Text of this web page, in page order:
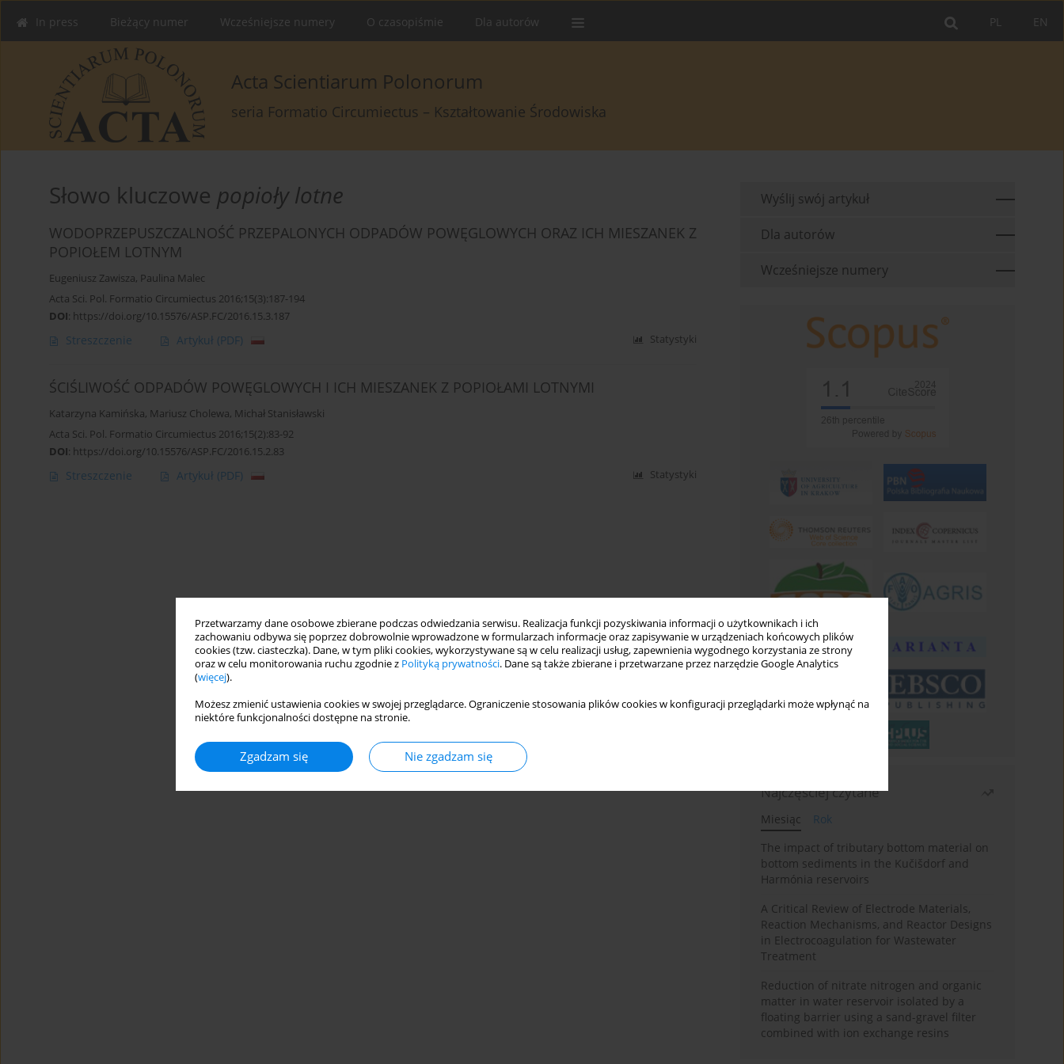
Przetwarzamy dane osobowe zbierane podczas odwiedzania serwisu. Realizacja funkcji pozyskiwania informacji o użytkownikach i ich
zachowaniu odbywa się poprzez dobrowolnie wprowadzone w formularzach informacje oraz zapisywanie w urządzeniach końcowych plików
cookies (tzw. ciasteczka). Dane, w tym pliki cookies, wykorzystywane są w celu realizacji usług, zapewnienia wygodnego korzystania ze strony
oraz w celu monitorowania ruchu zgodnie z Polityką prywatności. Dane są także zbierane i przetwarzane przez narzędzie Google Analytics
(więcej).
Możesz zmienić ustawienia cookies w swojej przeglądarce. Ograniczenie stosowania plików cookies w konfiguracji przeglądarki może wpłynąć na
niektóre funkcjonalności dostępne na stronie.
Zgadzam się Nie zgadzam się
EN
PL
In press Bieżący numer Wcześniejsze numery O czasopiśmie Dla autorów
Acta Scientiarum Polonorum
seria Formatio Circumiectus – Kształtowanie Środowiska
Słowo kluczowe popioły lotne
WODOPRZEPUSZCZALNOŚĆ PRZEPALONYCH ODPADÓW POWĘGLOWYCH ORAZ ICH MIESZANEK Z
POPIOŁEM LOTNYM
Eugeniusz Zawisza, Paulina Malec
Acta Sci. Pol. Formatio Circumiectus 2016;15(3):187-194
DOI: https://doi.org/10.15576/ASP.FC/2016.15.3.187
Streszczenie Artykuł (PDF) Statystyki
ŚCIŚLIWOŚĆ ODPADÓW POWĘGLOWYCH I ICH MIESZANEK Z POPIOŁAMI LOTNYMI
Katarzyna Kamińska, Mariusz Cholewa, Michał Stanisławski
Acta Sci. Pol. Formatio Circumiectus 2016;15(2):83-92
DOI: https://doi.org/10.15576/ASP.FC/2016.15.2.83
Streszczenie Artykuł (PDF) Statystyki
Wyślij swój artykuł
Dla autorów
Wcześniejsze numery
Najczęściej czytane
Miesiąc
Rok
The impact of tributary bottom material on
bottom sediments in the Kučišdorf and
Harmónia reservoirs
A Critical Review of Electrode Materials,
Reaction Mechanisms, and Reactor Designs
in Electrocoagulation for Wastewater
Treatment
Reduction of nitrate nitrogen and organic
matter in water reservoir isolated by a
floating barrier using a sand-gravel filter
combined with ion exchange resins